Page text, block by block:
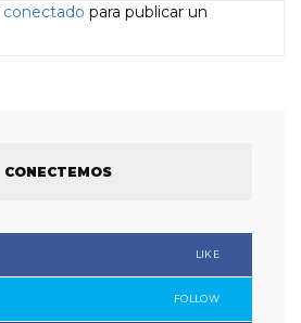
conectado para publicar un
CONECTEMOS
LIKE
FOLLOW